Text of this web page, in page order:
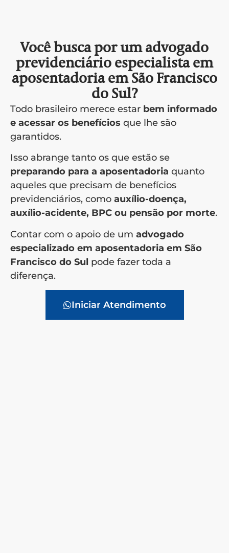
Você busca por um advogado
previdenciário especialista em
aposentadoria em São Francisco
do Sul?
Todo brasileiro merece estar bem informado
e acessar os benefícios que lhe são
garantidos.
Isso abrange tanto os que estão se
preparando para a aposentadoria quanto
aqueles que precisam de benefícios
previdenciários, como auxílio-doença,
auxílio-acidente, BPC ou pensão por morte.
Contar com o apoio de um advogado
especializado em aposentadoria em São
Francisco do Sul pode fazer toda a
diferença.
Iniciar Atendimento